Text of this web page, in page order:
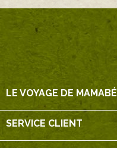
LE VOYAGE DE MAMABÉ
SERVICE CLIENT